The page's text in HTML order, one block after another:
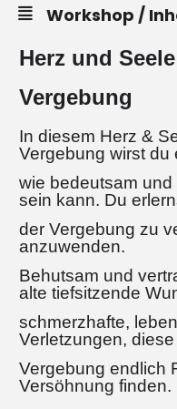
Workshop /
Herz und
Vergebung
In diesem Herz &
Vergebung wirst du
wie bedeutsam
sein kann. Du
der Vergebung zu
anzuwenden.
Behutsam und
alte tiefsitzende
schmerzhafte,
Verletzungen,
Vergebung endlich
Versöhnung finden.